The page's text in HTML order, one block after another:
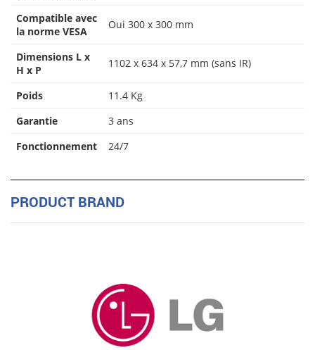
Compatible avec
la norme VESA
Oui 300 x 300 mm
Dimensions L x
H x P
1102 x 634 x 57,7 mm (sans IR)
Poids
11.4 Kg
Garantie
3 ans
Fonctionnement
24/7
PRODUCT BRAND